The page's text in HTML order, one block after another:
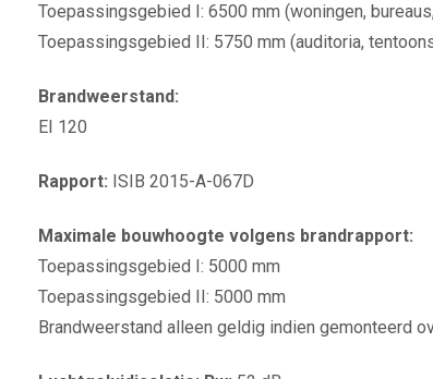
Toepassingsgebied I: 6500 mm (woningen,
Toepassingsgebied II: 5750 mm (auditoria,
Brandweerstand:
EI 120
Rapport: ISIB 2015-A-067D
Maximale bouwhoogte volgens brandrapport:
Toepassingsgebied I: 5000 mm
Toepassingsgebied II: 5000 mm
Brandweerstand alleen geldig indien gemonteerd